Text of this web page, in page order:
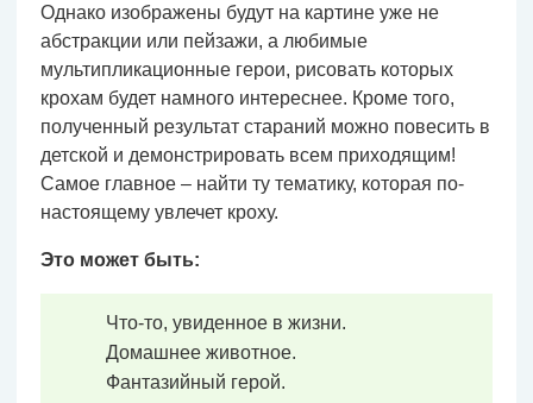
Однако изображены будут на картине уже не
абстракции или пейзажи, а любимые
мультипликационные герои, рисовать которых
крохам будет намного интереснее. Кроме того,
полученный результат стараний можно повесить в
детской и демонстрировать всем приходящим!
Самое главное – найти ту тематику, которая по-
настоящему увлечет кроху.
Это может быть:
Что-то, увиденное в жизни.
Домашнее животное.
Фантазийный герой.